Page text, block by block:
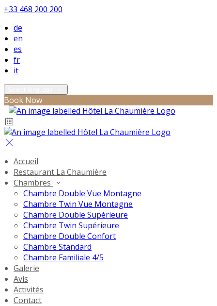
+33 468 200 200
de
en
es
fr
it
Book Now
Accueil
Restaurant La Chaumière
Chambres
Chambre Double Vue Montagne
Chambre Twin Vue Montagne
Chambre Double Supérieure
Chambre Twin Supérieure
Chambre Double Confort
Chambre Standard
Chambre Familiale 4/5
Galerie
Avis
Activités
Contact